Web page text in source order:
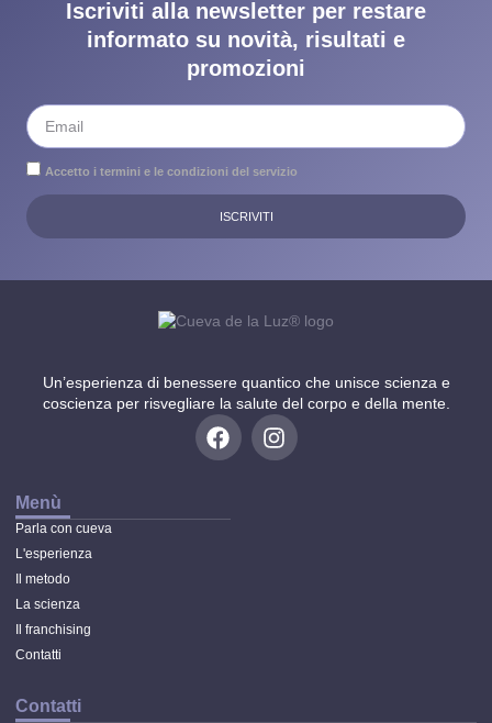
Iscriviti alla newsletter per restare
informato su novità, risultati e
promozioni
Accetto i termini e le condizioni del servizio
ISCRIVITI
Un’esperienza di benessere quantico che unisce scienza e
coscienza per risvegliare la salute del corpo e della mente.
Menù
Parla con cueva
L'esperienza
Il metodo
La scienza
Il franchising
Contatti
Contatti